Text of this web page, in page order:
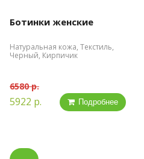
Ботинки женские
Натуральная кожа, Текстиль,
Черный, Кирпичик
6580 р.
5922 р. Подробнее